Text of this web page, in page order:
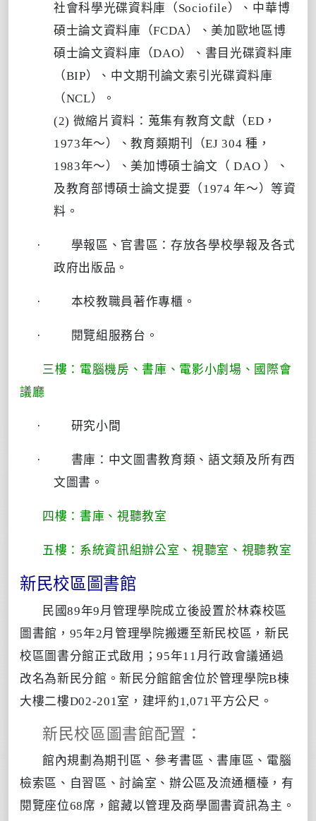
社會科學光碟資料庫（ Sociofile ） 、 中華博
碩士論文資料庫（FCDA ） 、 美加歐地區博
碩士論文資料庫（DAO） 、 書目光碟資料庫
（BIP） 、 中文期刊論文索引光碟資料庫
（NCL）
。
(2) 微縮片資料：蒐集有教育文獻（ED ，
1973年～） 、教育類期刊（EJ 304種，
1983年～） 、 美加博碩士論文（ DAO ）
、
及教育部博碩士論文提要（ 1974年～）等資
料。
·
學報區、官書區：存放各學校學報及各式
政府出版品。
· 本校教職員著作專櫃。
· 閱覽組服務台。
三樓：電腦機房、書庫、電影小劇場、國際會
議廳
· 研究小間
·
書庫：中文圖書教育類、語文類及所有西
文圖書。
四樓：書庫、視聽教室
五樓：系統資訊組辦公室、視聽室、視聽教室
新民校區圖書館
民國89年9月管理學院成立後設置於林森校區
圖書館，95年2月管理學院搬遷至新民校區，新民
校區圖書分館正式啟用；95年11月行政會議通過
改名為新民分館。新民分館館舍位於管理學院B棟
大樓二樓D02-201室，建坪約1,071平方公尺。
新民校區圖書館配置：
館內規劃為期刊區、參考書區、書庫區、電腦
檢索區、自習區、討論室、辦公區及流通櫃檯，有
閱覽座位68席，館藏以管理及商學圖書資訊為主。